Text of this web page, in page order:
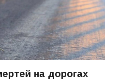
на дорогах